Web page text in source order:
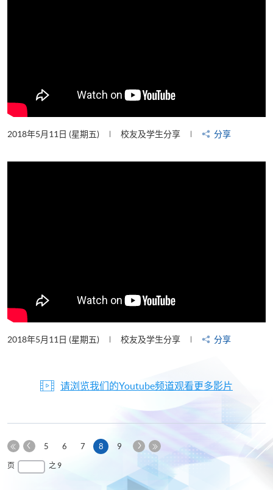
2018年5月11日 (星期五) 校友及学生分享 分享
2018年5月11日 (星期五) 校友及学生分享 分享
请浏览我们的Youtube频道观看更多影片
第
一
上
5 6 7 8本
9
下
最
页 之 9